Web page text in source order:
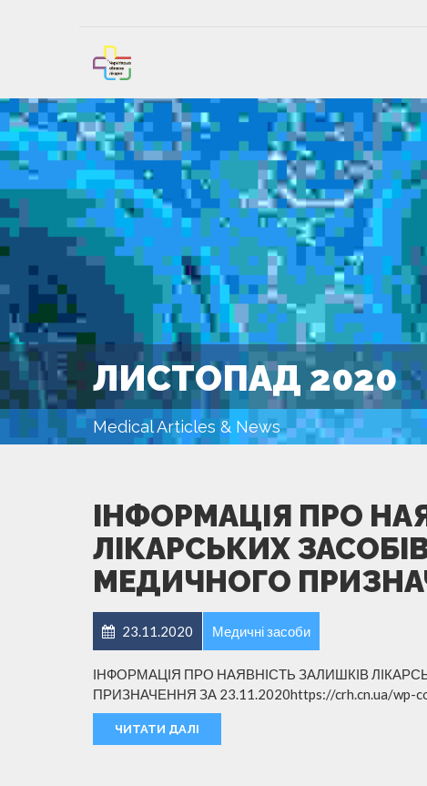
ЛИСТОПАД 2020
Medical Articles & News
ІНФОРМАЦІЯ ПРО
ЛІКАРСЬКИХ
МЕДИЧНОГО
23.11.2020 Медичні засоби
ІНФОРМАЦІЯ ПРО НАЯВНІСТЬ ЗАЛИШКІВ
ПРИЗНАЧЕННЯ ЗА 23.11.2020https://crh.cn.ua/wp-
ЧИТАТИ ДАЛІ